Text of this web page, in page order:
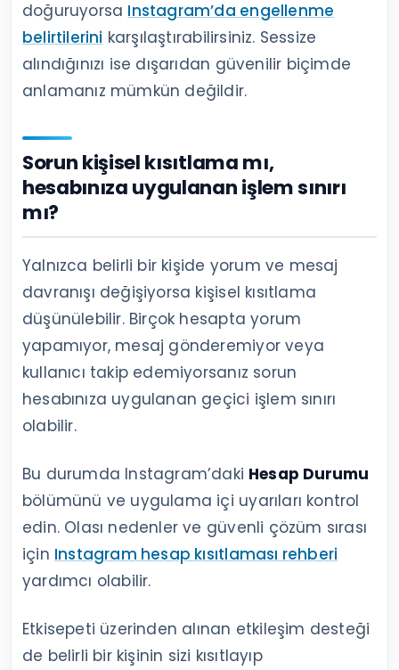
doğuruyorsa Instagram’da engellenme
belirtilerini karşılaştırabilirsiniz. Sessize
alındığınızı ise dışarıdan güvenilir biçimde
anlamanız mümkün değildir.
Sorun kişisel kısıtlama mı,
hesabınıza uygulanan işlem sınırı
mı?
Yalnızca belirli bir kişide yorum ve mesaj
davranışı değişiyorsa kişisel kısıtlama
düşünülebilir. Birçok hesapta yorum
yapamıyor, mesaj gönderemiyor veya
kullanıcı takip edemiyorsanız sorun
hesabınıza uygulanan geçici işlem sınırı
olabilir.
Bu durumda Instagram’daki Hesap Durumu
bölümünü ve uygulama içi uyarıları kontrol
edin. Olası nedenler ve güvenli çözüm sırası
için Instagram hesap kısıtlaması rehberi
yardımcı olabilir.
Etkisepeti üzerinden alınan etkileşim desteği
de belirli bir kişinin sizi kısıtlayıp